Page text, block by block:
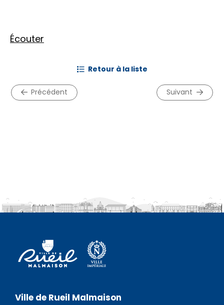
Écouter
précédent
retour à la liste
suivant
Ville de Rueil Malmaison